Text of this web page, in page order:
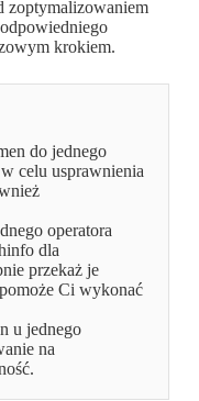
zoptymalizowaniem
krokiem.
do jednego
celu usprawnienia
operatora
dla
przekaż je
Ci wykonać
u jednego
na